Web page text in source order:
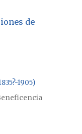
de
1905)